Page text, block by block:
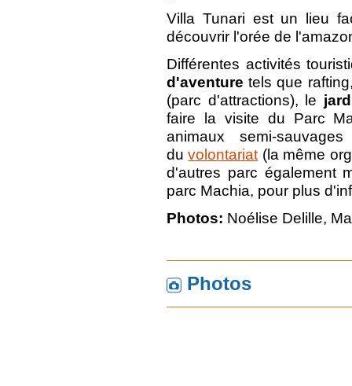
Villa Tunari est un lieu
découvrir l'orée de
Différentes activités
d'aventure tels que
(parc d'attractions), le
faire la visite du Parc
animaux semi-
duvolontariat (la même
d'autres parc également
parc Machia, pour plus
Photos: Noélise Delille,
Photos